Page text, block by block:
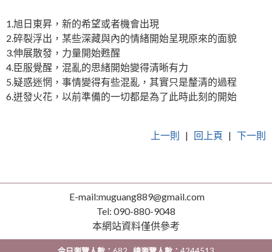
1.旭日東昇，新的希望或者機會出現
2.碎裂浮出，某些深藏與內的情緒開始呈現原來的面貌
3.伸展散發，力量開始甦醒
4.臣服覺醒，混亂的思緒開始變得清晰有力
5.疑惑迷惘，事情變得有些混亂，其實只是釐清的過程
6.迸發火花，以前準備的一切都是為了此時此刻的開始
上一則 | 回上頁 | 下一則
E-mail:muguang889@gmail.com
Tel: 090-880-9048
本網站資料僅供參考